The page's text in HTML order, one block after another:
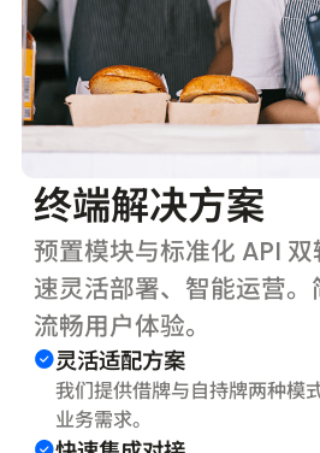
终端解决方案
预置模块与标准化 API
速灵活部署、智能运营。
流畅用户体验。
灵活适配方案
我们提供借牌与自持牌两种模
业务需求。